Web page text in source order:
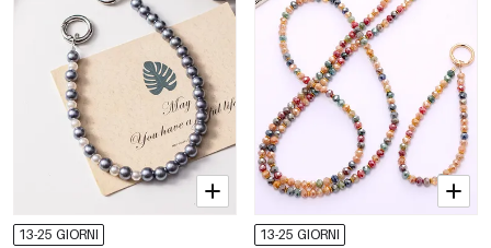
13-25 GIORNI 13-25 GIORNI